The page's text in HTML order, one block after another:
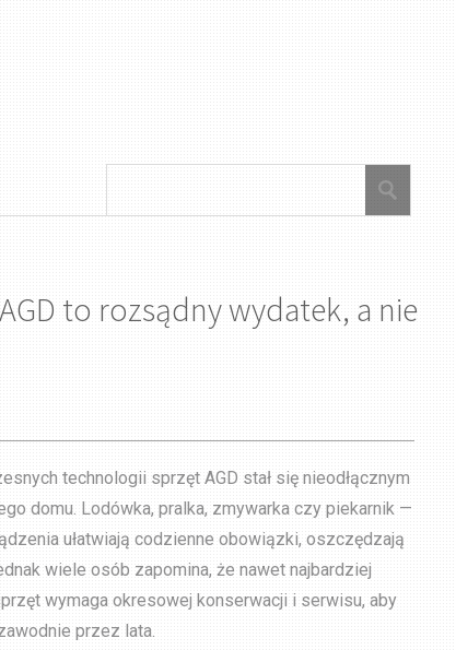
to rozsądny wydatek, a nie
technologii sprzęt AGD stał się nieodłącznym
domu. Lodówka, pralka, zmywarka czy piekarnik —
ułatwiają codzienne obowiązki, oszczędzają
wiele osób zapomina, że nawet najbardziej
wymaga okresowej konserwacji i serwisu, aby
przez lata.